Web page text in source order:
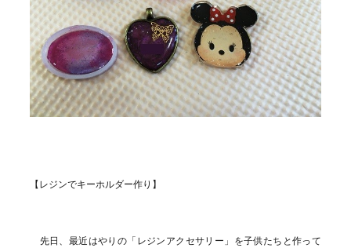
【レジンでキーホルダー作り】
先日、最近はやりの「レジンアクセサリー」を子供たちと作って